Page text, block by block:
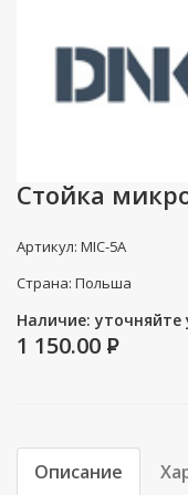
Стойка
Артикул: MIC-5A
Страна: Польша
Наличие:
1 150.00 P
Описание